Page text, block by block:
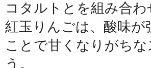
コタルトとを組み合
紅玉りんごは、酸味
ことで甘くなりがち
う。